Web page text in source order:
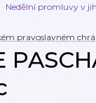
Nedělní promluvy v
pravoslavném